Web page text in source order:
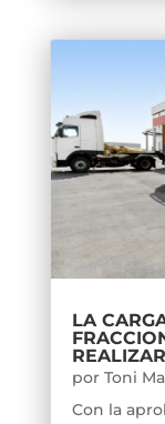
LA
por Toni
Con la